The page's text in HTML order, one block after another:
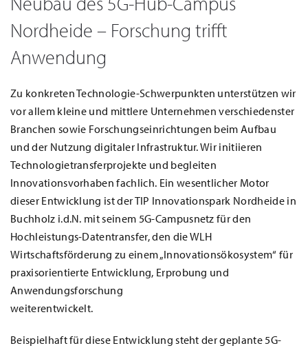
Nordheide – Forschung trifft
Anwendung
Zu konkreten Technologie-Schwerpunkten unterstützen wir
vor allem kleine und mittlere Unternehmen verschiedenster
Branchen sowie Forschungseinrichtungen beim Aufbau
und der Nutzung digitaler Infrastruktur. Wir initiieren
Technologietransferprojekte und begleiten
Innovationsvorhaben fachlich. Ein wesentlicher Motor
dieser Entwicklung ist der TIP Innovationspark Nordheide in
Buchholz i.d.N. mit seinem 5G-Campusnetz für den
Hochleistungs-Datentransfer, den die WLH
Wirtschaftsförderung zu einem „Innovationsökosystem“ für
praxisorientierte Entwicklung, Erprobung und
Anwendungsforschung
weiterentwickelt.
Beispielhaft für diese Entwicklung steht der geplante 5G-